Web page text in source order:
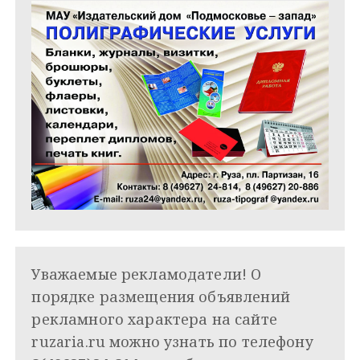
Уважаемые рекламодатели! О
порядке размещения объявлений
рекламного характера на сайте
ruzaria.ru можно узнать по телефону